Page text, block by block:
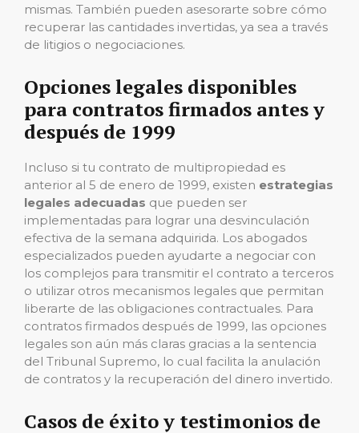
mismas. También pueden asesorarte sobre cómo
recuperar las cantidades invertidas, ya sea a través
de litigios o negociaciones.
Opciones legales disponibles
para contratos firmados antes y
después de 1999
Incluso si tu contrato de multipropiedad es
anterior al 5 de enero de 1999, existen estrategias
legales adecuadas que pueden ser
implementadas para lograr una desvinculación
efectiva de la semana adquirida. Los abogados
especializados pueden ayudarte a negociar con
los complejos para transmitir el contrato a terceros
o utilizar otros mecanismos legales que permitan
liberarte de las obligaciones contractuales. Para
contratos firmados después de 1999, las opciones
legales son aún más claras gracias a la sentencia
del Tribunal Supremo, lo cual facilita la anulación
de contratos y la recuperación del dinero invertido.
Casos de éxito y testimonios de